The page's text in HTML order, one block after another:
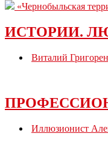
«Чернобыльская
ИСТОРИИ.
Виталий
Иллюзионист